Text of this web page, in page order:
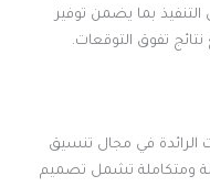
بما يضمن توفير
تفوق التوقعات.
في مجال تنسيق
ومتكاملة تشمل تصميم